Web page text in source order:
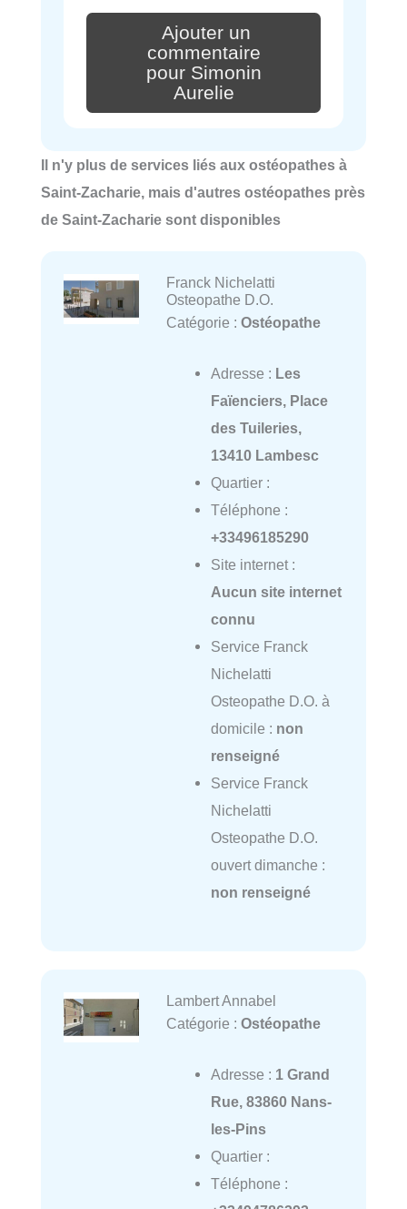
Ajouter un
commentaire
pour Simonin
Aurelie
Il n'y plus de services liés aux ostéopathes à
Saint-Zacharie, mais d'autres ostéopathes près
de Saint-Zacharie sont disponibles
Franck Nichelatti
Osteopathe D.O.
Catégorie : Ostéopathe
Adresse : Les
Faïenciers, Place
des Tuileries,
13410 Lambesc
Quartier :
Téléphone :
+33496185290
Site internet :
Aucun site internet
connu
Service Franck
Nichelatti
Osteopathe D.O. à
domicile : non
renseigné
Service Franck
Nichelatti
Osteopathe D.O.
ouvert dimanche :
non renseigné
Lambert Annabel
Catégorie : Ostéopathe
Adresse : 1 Grand
Rue, 83860 Nans-
les-Pins
Quartier :
Téléphone :